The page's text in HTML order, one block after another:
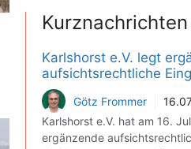
Kurznachrichten
Karlshorst e.V. legt
aufsichtsrechtliche
Götz Frommer
Karlshorst e.V. hat am 16.
ergänzende